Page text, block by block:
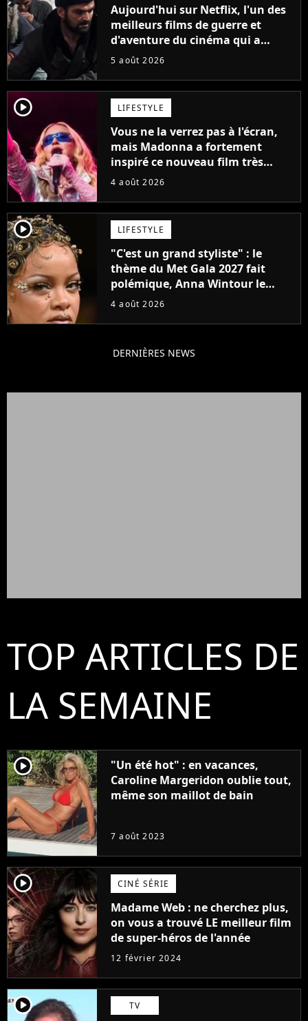
Aujourd'hui sur Netflix, l'un des
meilleurs films de guerre et
d'aventure du cinéma qui a
connu un succès retentissant à
5 août 2026
player2 LIFESTYLE
Vous ne la verrez pas à l'écran,
mais Madonna a fortement
inspiré ce nouveau film très
attendu
4 août 2026
player2 LIFESTYLE
"C'est un grand styliste" : le
thème du Met Gala 2027 fait
polémique, Anna Wintour le
défend
4 août 2026
DERNIÈRES NEWS
TOP ARTICLES DE
LA SEMAINE
player2
"Un été hot" : en vacances,
Caroline Margeridon oublie tout,
même son maillot de bain
7 août 2023
player2 CINÉ SÉRIE
Madame Web : ne cherchez plus,
on vous a trouvé LE meilleur film
de super-héros de l'année
12 février 2024
player2 TV